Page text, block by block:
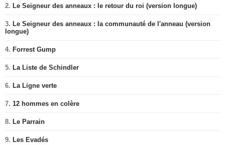
2. Le Seigneur des anneaux : le retour du roi (version longue)
3. Le Seigneur des anneaux : la communauté de l'anneau (version
longue)
4. Forrest Gump
5. La Liste de Schindler
6. La Ligne verte
7. 12 hommes en colère
8. Le Parrain
9. Les Evadés